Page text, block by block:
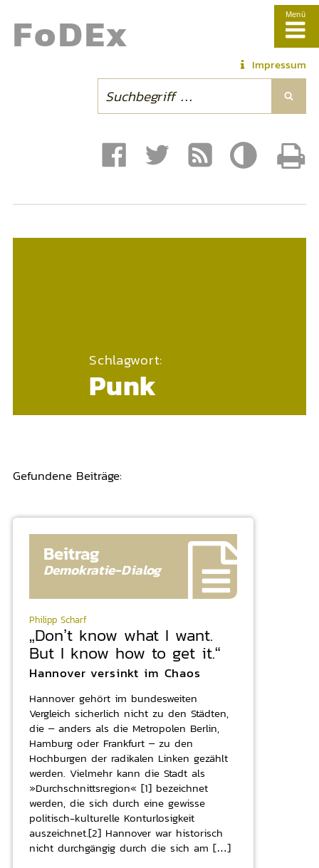
Menü
Impressum
FoDEx
Schlagwort:
Punk
Gefundene Beiträge:
Beitrag
Demokratie-Dialog
Philipp Scharf
„Don’t know what I want.
But I know how to get it.“
Hannover versinkt im Chaos
Hannover gehört im bundesweiten
Vergleich sicherlich nicht zu den Städten,
die – anders als die Metropolen Berlin,
Hamburg oder Frankfurt – zu den
Hochburgen der radikalen Linken gezählt
werden. Vielmehr kann die Stadt als
»Durchschnittsregion« [1] bezeichnet
werden, die sich durch eine gewisse
politisch-kulturelle Konturlosigkeit
auszeichnet.[2] Hannover war historisch
nicht durchgängig durch die sich am […]